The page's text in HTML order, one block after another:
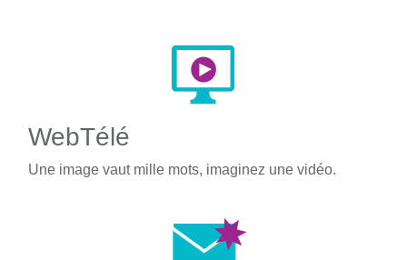
WebTélé
Une image vaut mille mots, imaginez une vidéo.